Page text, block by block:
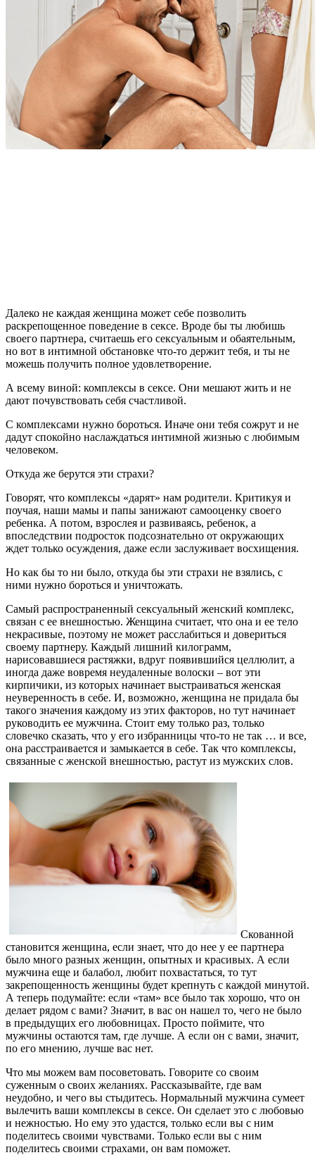
Далеко не каждая женщина может себе позволить
раскрепощенное поведение в сексе. Вроде бы ты любишь
своего партнера, считаешь его сексуальным и обаятельным,
но вот в интимной обстановке что-то держит тебя, и ты не
можешь получить полное удовлетворение.
А всему виной: комплексы в сексе. Они мешают жить и не
дают почувствовать себя счастливой.
С комплексами нужно бороться. Иначе они тебя сожрут и не
дадут спокойно наслаждаться интимной жизнью с любимым
человеком.
Откуда же берутся эти страхи?
Говорят, что комплексы «дарят» нам родители. Критикуя и
поучая, наши мамы и папы занижают самооценку своего
ребенка. А потом, взрослея и развиваясь, ребенок, а
впоследствии подросток подсознательно от окружающих
ждет только осуждения, даже если заслуживает восхищения.
Но как бы то ни было, откуда бы эти страхи не взялись, с
ними нужно бороться и уничтожать.
Самый распространенный сексуальный женский комплекс,
связан с ее внешностью. Женщина считает, что она и ее тело
некрасивые, поэтому не может расслабиться и довериться
своему партнеру. Каждый лишний килограмм,
нарисовавшиеся растяжки, вдруг появившийся целлюлит, а
иногда даже вовремя неудаленные волоски – вот эти
кирпичики, из которых начинает выстраиваться женская
неуверенность в себе. И, возможно, женщина не придала бы
такого значения каждому из этих факторов, но тут начинает
руководить ее мужчина. Стоит ему только раз, только
словечко сказать, что у его избранницы что-то не так … и все,
она расстраивается и замыкается в себе. Так что комплексы,
связанные с женской внешностью, растут из мужских слов.
Скованной
становится женщина, если знает, что до нее у ее партнера
было много разных женщин, опытных и красивых. А если
мужчина еще и балабол, любит похвастаться, то тут
закрепощенность женщины будет крепнуть с каждой минутой.
А теперь подумайте: если «там» все было так хорошо, что он
делает рядом с вами? Значит, в вас он нашел то, чего не было
в предыдущих его любовницах. Просто поймите, что
мужчины остаются там, где лучше. А если он с вами, значит,
по его мнению, лучше вас нет.
Что мы можем вам посоветовать. Говорите со своим
суженным о своих желаниях. Рассказывайте, где вам
неудобно, и чего вы стыдитесь. Нормальный мужчина сумеет
вылечить ваши комплексы в сексе. Он сделает это с любовью
и нежностью. Но ему это удастся, только если вы с ним
поделитесь своими чувствами. Только если вы с ним
поделитесь своими страхами, он вам поможет.